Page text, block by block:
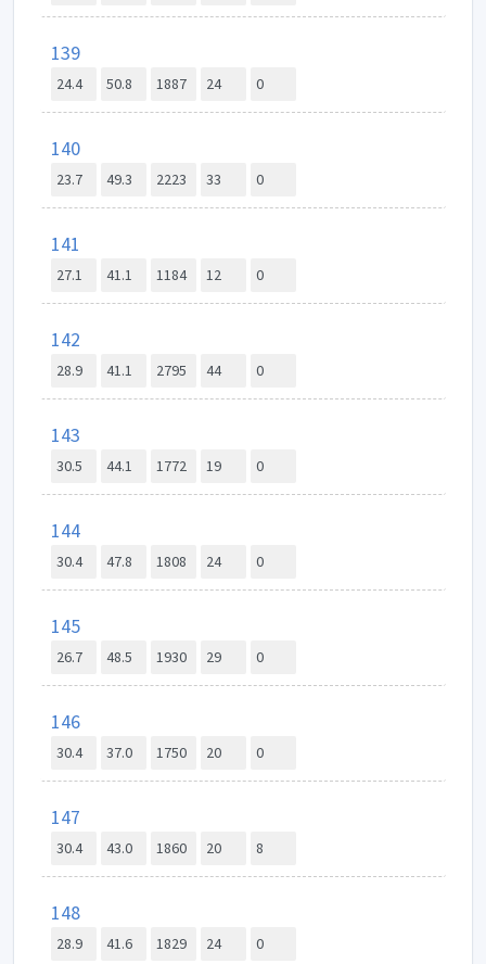
139
24.4 50.8 1887 24 0
140
23.7 49.3 2223 33 0
141
27.1 41.1 1184 12 0
142
28.9 41.1 2795 44 0
143
30.5 44.1 1772 19 0
144
30.4 47.8 1808 24 0
145
26.7 48.5 1930 29 0
146
30.4 37.0 1750 20 0
147
30.4 43.0 1860 20 8
148
28.9 41.6 1829 24 0